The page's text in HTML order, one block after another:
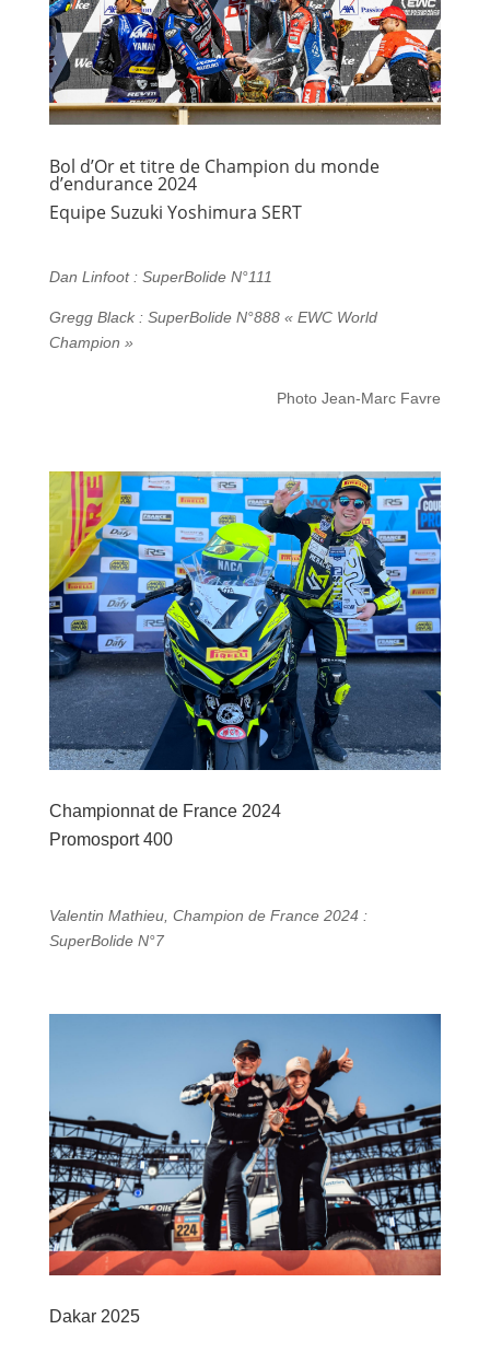
Bol d’Or et titre de Champion du monde
d’endurance 2024
Equipe Suzuki Yoshimura SERT
Dan Linfoot : SuperBolide N°111
Gregg Black : SuperBolide N°888 « EWC World
Champion »
Photo Jean-Marc Favre
Championnat de France 2024
Promosport 400
Valentin Mathieu, Champion de France 2024 :
SuperBolide N°7
Dakar 2025